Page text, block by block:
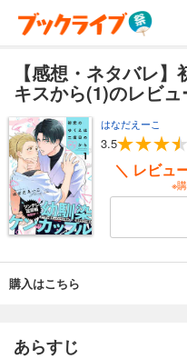
【感想・ネタバレ
キスから(1)のレビュ
はなだえーこ
3.5
＼ レビュ
※
購入はこちら
あらすじ